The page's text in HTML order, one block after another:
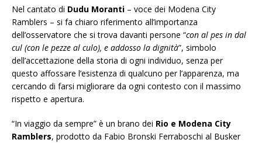
Nel cantato di Dudu Moranti – voce dei Modena City
Ramblers – si fa chiaro riferimento all’importanza
dell’osservatore che si trova davanti persone “con al pes in dal
cul (con le pezze al culo), e addosso la dignità”, simbolo
dell’accettazione della storia di ogni individuo, senza per
questo affossare l’esistenza di qualcuno per l’apparenza, ma
cercando di farsi migliorare da ogni contesto con il massimo
rispetto e apertura.
“In viaggio da sempre” è un brano dei Rio e Modena City
Ramblers, prodotto da Fabio Bronski Ferraboschi al Busker